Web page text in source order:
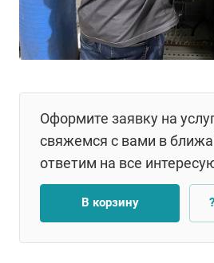
Оформите заявку на
свяжемся с вами в
ответим на все
В корзину ?